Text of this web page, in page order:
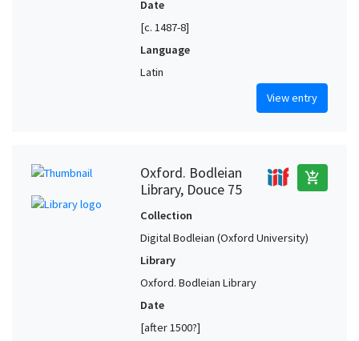
Date
[c. 1487-8]
Language
Latin
View entry
Oxford. Bodleian
Library, Douce 75
add_shopping_cart
Collection
Digital Bodleian (Oxford University)
Library
Oxford. Bodleian Library
Date
[after 1500?]